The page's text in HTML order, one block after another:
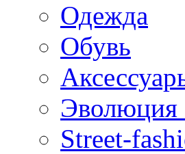
Одежда
Обувь
Эволюция
Street-